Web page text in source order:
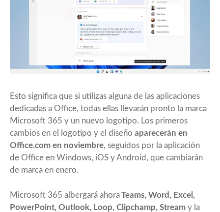
Esto significa que si utilizas alguna de las aplicaciones
dedicadas a Office, todas ellas llevarán pronto la marca
Microsoft 365 y un nuevo logotipo. Los primeros
cambios en el logotipo y el diseño aparecerán en
Office.com en noviembre, seguidos por la aplicación
de Office en Windows, iOS y Android, que cambiarán
de marca en enero.
Microsoft 365 albergará ahoraTeams, Word, Excel,
PowerPoint, Outlook, Loop, Clipchamp, Stream y la